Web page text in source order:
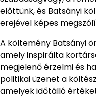
előttünk, és Batsányi
erejével képes
A költemény Batsányi
amely inspirálta
megjelenő érzelmi és
politikai üzenet a
amelyek időtálló